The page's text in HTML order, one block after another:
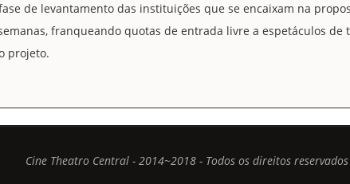
de levantamento das instituições que se encaixam na
franqueando quotas de entrada livre a espetáculos de
projeto.
Cine Theatro Central - 2014~2018 - Todos os direitos reservados